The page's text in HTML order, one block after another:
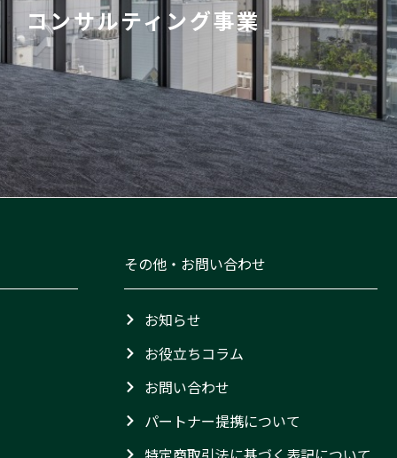
コンサルティング事業
その他・お問い合わせ
お知らせ
お役立ちコラム
お問い合わせ
パートナー提携について